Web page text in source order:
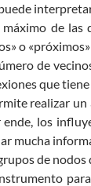
máximo de las
o
de
que
realizar
los
mucha
de